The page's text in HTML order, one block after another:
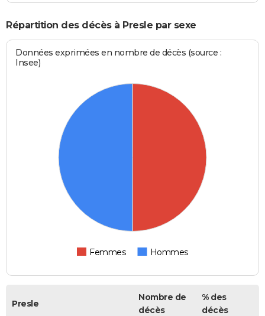
Répartition des décès à Presle par sexe
Données exprimées en nombre de décès (source :
Insee)
Femmes Hommes
Presle
Nombre de
décès
% des
décès